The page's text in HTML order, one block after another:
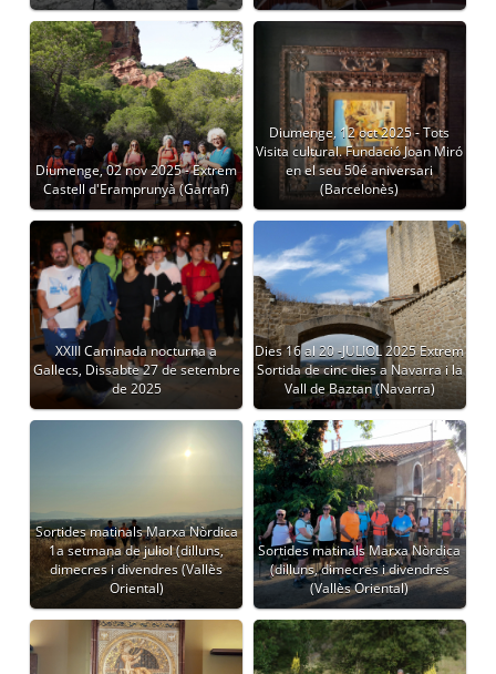
Diumenge, 02 nov 2025 - Extrem
Castell d'Eramprunyà (Garraf)
Diumenge, 12 oct 2025 - Tots
Visita cultural. Fundació Joan Miró
en el seu 50é aniversari
(Barcelonès)
XXIII Caminada nocturna a
Gallecs, Dissabte 27 de setembre
de 2025
Dies 16 al 20 -JULIOL 2025 Extrem
Sortida de cinc dies a Navarra i la
Vall de Baztan (Navarra)
Sortides matinals Marxa Nòrdica
1a setmana de juliol (dilluns,
dimecres i divendres (Vallès
Oriental)
Sortides matinals Marxa Nòrdica
(dilluns, dimecres i divendres
(Vallès Oriental)